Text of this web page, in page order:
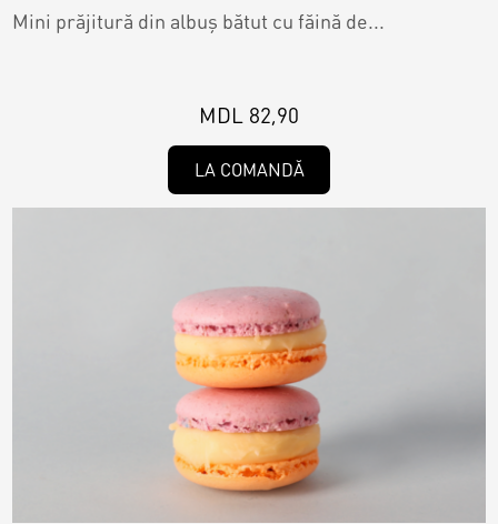
Mini prăjitură din albuș bătut cu făină de...
MDL 82,90
LA COMANDĂ